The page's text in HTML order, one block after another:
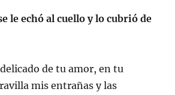
le echó al cuello y lo cubrió de
de tu amor, en tu
mis entrañas y las